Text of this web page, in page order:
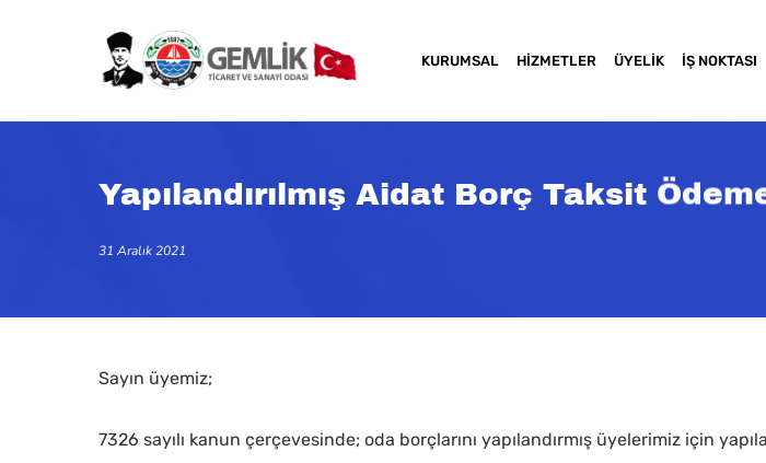
content
Kapatmak için arama veya ESC için enter tuşuna basınız
KURUMSAL HIZMETLER ÜYELIK İŞ NOKTASI
Yapılandırılmış Aidat Borç Taksit
31 Aralık 2021
Sayın üyemiz;
7326 sayılı kanun çerçevesinde; oda borçlarını yapılandırmış üyelerimiz için